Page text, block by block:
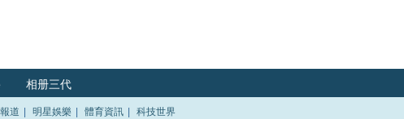
相册三代
道 明星娛樂 體育資訊 科技世界